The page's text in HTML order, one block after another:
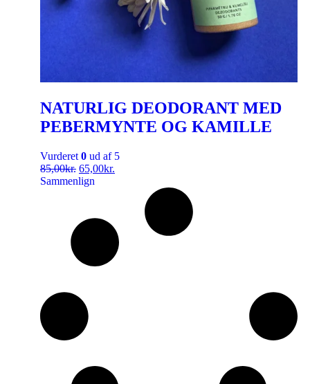
NATURLIG DEODORANT MED
PEBERMYNTE OG KAMILLE
Vurderet 0 ud af 5
85,00kr. 65,00kr.
Sammenlign